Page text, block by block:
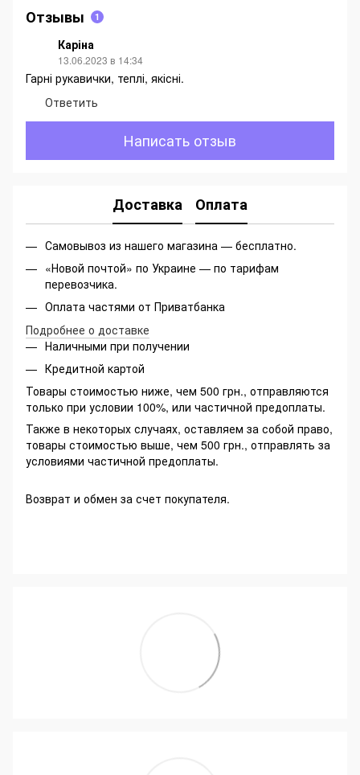
Отзывы 1
Каріна
13.06.2023 в 14:34
Гарні рукавички, теплі, якісні.
Ответить
Написать отзыв
Доставка Оплата
Самовывоз из нашего магазина — бесплатно.
«Новой почтой» по Украине — по тарифам
перевозчика.
Оплата частями от Приватбанка
Подробнее о доставке
Наличными при получении
Кредитной картой
Товары стоимостью ниже, чем 500 грн., отправляются
только при условии 100%, или частичной предоплаты.
Также в некоторых случаях, оставляем за собой право,
товары стоимостью выше, чем 500 грн., отправлять за
условиями частичной предоплаты.
Возврат и обмен за счет покупателя.